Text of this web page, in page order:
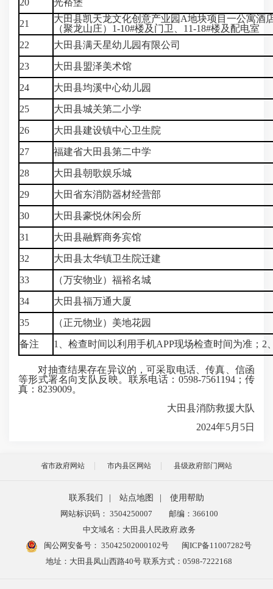
20 光裕堡
21
大田县凯天龙文化创意产业园A地块项目一公寓酒
（聚龙山庄）1-10#楼及门卫、11-18#楼及配电室
22
大田县满天星幼儿园有限公司
23 大田县盟泽美术馆
24 大田县均溪中心幼儿园
25 大田县城关第二小学
26 大田县建设镇中心卫生院
27 福建省大田县第二中学
28 大田县朝歌娱乐城
29 大田省东消防器材经营部
30 大田县豪悦休闲会所
31 大田县融辉商务宾馆
32 大田县太华镇卫生院迁建
33 （万安物业）福裕名城
34 大田县福万通大厦
35 （正元物业）美地花园
备注 1、检查时间以利用手机APP现场检查时间为准；
对抽查结果存在异议的，可采取电话、传真、信函
等形式署名向支队反映。联系电话：0598-7561194；传
真：8239009。
大田县消防救援大队
2024年5月5日
省市政府网站 市内县区网站 县级政府部门网站
联系我们 站点地图
使用帮助
网站标识码： 3504250007
邮编：366100
中文域名：大田县人民政府.政务
闽公网安备号： 35042502000102号
闽ICP备11007282号
地址：大田县凤山西路40号 联系方式：0598-7222168